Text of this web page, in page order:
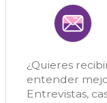
¿Quieres
entender
Entrevistas,